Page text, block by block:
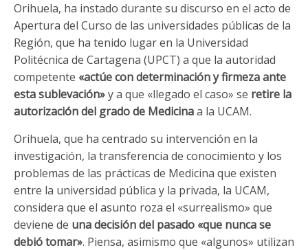
Orihuela, ha instado durante su discurso en el acto de
Apertura del Curso de las universidades públicas de la
Región, que ha tenido lugar en la Universidad
Politécnica de Cartagena (UPCT) a que la autoridad
competente «actúe con determinación y firmeza ante
esta sublevación»y a que «llegado el caso» se retire la
autorización del grado de Medicinaa la UCAM.
Orihuela, que ha centrado su intervención en la
investigación, la transferencia de conocimiento y los
problemas de las prácticas de Medicina que existen
entre la universidad pública y la privada, la UCAM,
considera que el asunto roza el «surrealismo» que
deviene de una decisión del pasado «que nunca se
debió tomar». Piensa, asimismo que «algunos» utilizan